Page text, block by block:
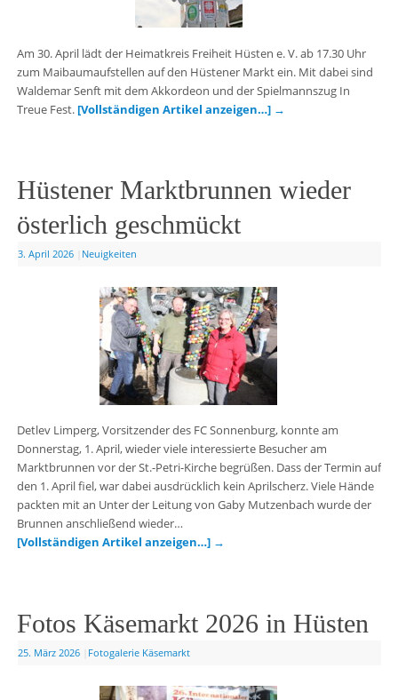
Am 30. April lädt der Heimatkreis Freiheit Hüsten e. V. ab 17.30 Uhr
zum Maibaumaufstellen auf den Hüstener Markt ein. Mit dabei sind
Waldemar Senft mit dem Akkordeon und der Spielmannszug In
Treue Fest. [Vollständigen Artikel anzeigen…] →
Hüstener Marktbrunnen wieder
österlich geschmückt
3. April 2026 Neuigkeiten
Detlev Limperg, Vorsitzender des FC Sonnenburg, konnte am
Donnerstag, 1. April, wieder viele interessierte Besucher am
Marktbrunnen vor der St.-Petri-Kirche begrüßen. Dass der Termin auf
den 1. April fiel, war dabei ausdrücklich kein Aprilscherz. Viele Hände
packten mit an Unter der Leitung von Gaby Mutzenbach wurde der
Brunnen anschließend wieder…
[Vollständigen Artikel anzeigen…] →
Fotos Käsemarkt 2026 in Hüsten
25. März 2026 Fotogalerie Käsemarkt